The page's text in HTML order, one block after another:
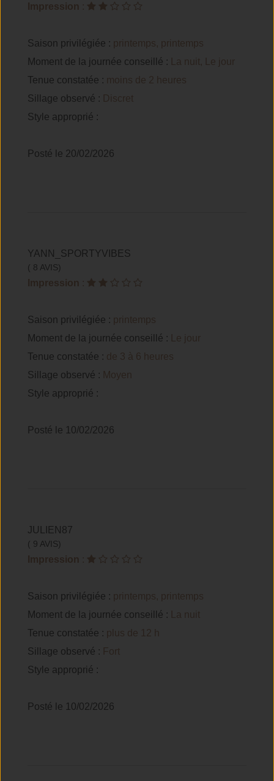
Impression :
Saison privilégiée : printemps, printemps
Moment de la journée conseillé :
La nuit, Le jour
Tenue constatée :
moins de 2 heures
Sillage observé : Discret
Style approprié :
Posté le 20/02/2026
YANN_SPORTYVIBES
( 8 AVIS)
Impression :
Saison privilégiée : printemps
Moment de la journée conseillé :
Le jour
Tenue constatée : de 3 à 6 heures
Sillage observé : Moyen
Style approprié :
Posté le 10/02/2026
JULIEN87
( 9 AVIS)
Impression :
Saison privilégiée : printemps, printemps
Moment de la journée conseillé :
La nuit
Tenue constatée : plus de 12 h
Sillage observé : Fort
Style approprié :
Posté le 10/02/2026